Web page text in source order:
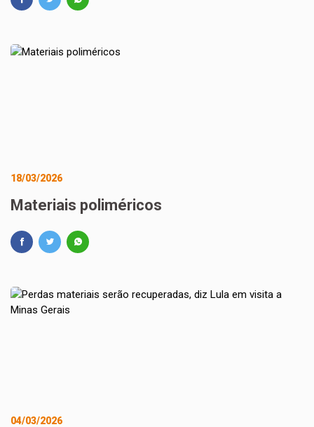
18/03/2026
Materiais poliméricos
04/03/2026